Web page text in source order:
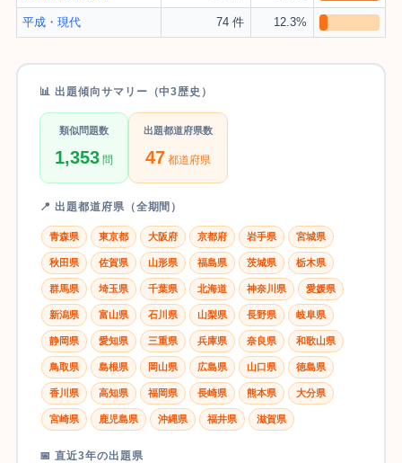
平成・現代 74 件 12.3%
📊 出題傾向サマリー（中3歴史）
類似問題数
1,353問
出題都道府県数
47 都道府県
📍 出題都道府県（全期間）
青森県 東京都 大阪府 京都府 岩手県 宮城県
秋田県 佐賀県 山形県 福島県 茨城県 栃木県
群馬県 埼玉県 千葉県 北海道 神奈川県 愛媛県
新潟県 富山県 石川県 山梨県 長野県 岐阜県
静岡県 愛知県 三重県 兵庫県 奈良県 和歌山県
鳥取県 島根県 岡山県 広島県 山口県 徳島県
香川県 高知県 福岡県 長崎県 熊本県 大分県
宮崎県 鹿児島県 沖縄県 福井県 滋賀県
📅 直近3年の出題県